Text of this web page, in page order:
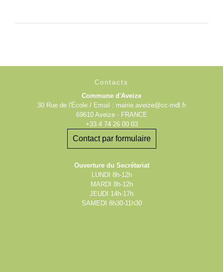
Contacts
Commune d'Aveize
30 Rue de l'École / Email : mairie.aveize@cc-mdl.fr
69610 Aveize - FRANCE
+33 4 74 26 00 03
Contact par formulaire
Ouverture du Secrétariat
LUNDI 8h-12h
MARDI 8h-12h
JEUDI 14h-17h
SAMEDI 8h30-11h30